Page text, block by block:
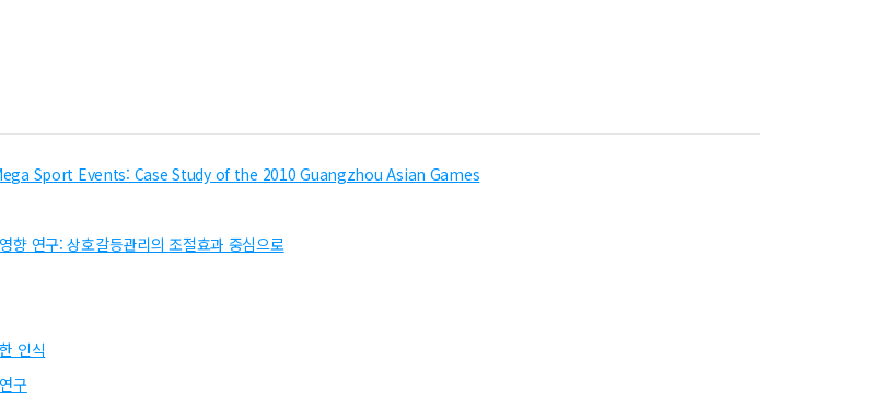
Sport Events: Case Study of the 2010 Guangzhou Asian Games
향 연구: 상호갈등관리의 조절효과 중심으로
인식
구